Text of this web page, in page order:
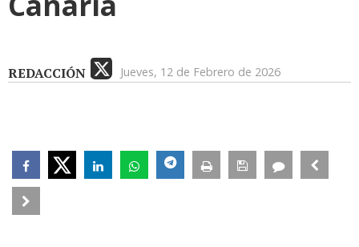
REDACCIÓN Jueves, 12 de Febrero de 2026